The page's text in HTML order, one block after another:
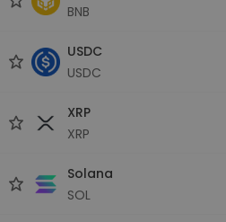
BNB
USDC
USDC
XRP
XRP
Solana
SOL